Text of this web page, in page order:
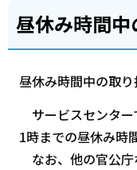
昼休み時間
昼休み時間中の取
サービスセンター
1時までの昼休み時
なお、他の官公庁